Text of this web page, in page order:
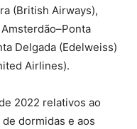
(British Airways),
Delgada (Edelweiss)
Airlines).
2022 relativos ao
dormidas e aos